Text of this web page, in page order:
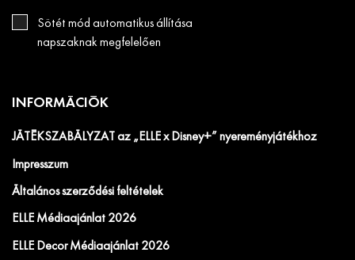
Sötét mód automatikus állítása
napszaknak megfelelően
INFORMÁCIÓK
JÁTÉKSZABÁLYZAT az „ELLE x Disney+” nyereményjátékhoz
Impresszum
Általános szerződési feltételek
ELLE Médiaajánlat 2026
ELLE Decor Médiaajánlat 2026